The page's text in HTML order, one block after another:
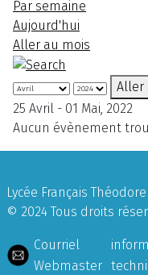
Par semaine
Aujourd'hui
Aller au mois
Aller
25 Avril - 01 Mai, 2022
Aucun évènement
Lycée Français
© 2024 Tous droits
Courriel
Webmaster